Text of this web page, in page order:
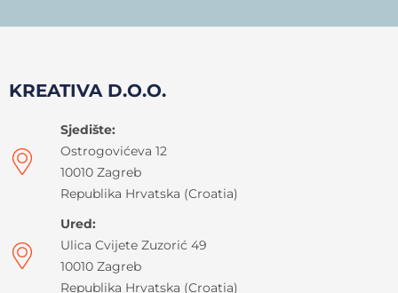
KREATIVA D.O.O.
Sjedište:
Ostrogovićeva 12
10010 Zagreb
Republika Hrvatska (Croatia)
Ured:
Ulica Cvijete Zuzorić 49
10010 Zagreb
Republika Hrvatska (Croatia)